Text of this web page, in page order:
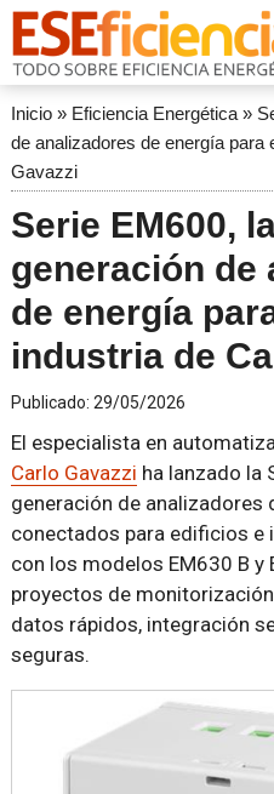
Inicio» Eficiencia Energética»
de analizadores de energía para
Gavazzi
Serie EM600,
generación de
de energía
industria de
Publicado: 29/05/2026
El especialista en
Carlo Gavazzi ha lanzado la
generación de analizadores
conectados para edificios e
con los modelos EM630 B y
proyectos de
datos rápidos, integración
seguras.